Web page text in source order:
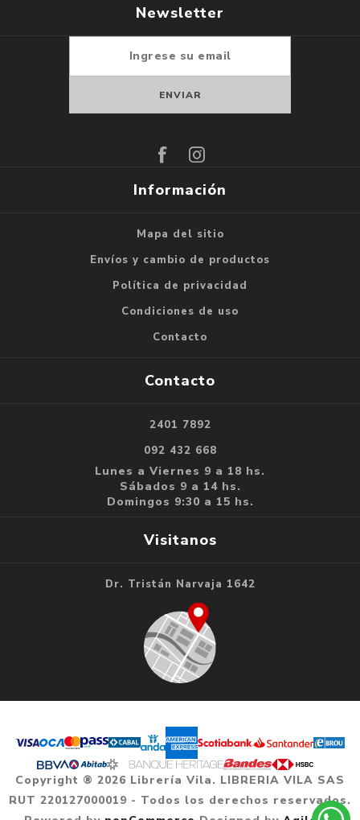
Newsletter
Información
Mapa del sitio
Envíos y cambio de productos
Política de privacidad
Condiciones de uso
Contacto
Contacto
2401 7892
092 432 668
Lunes a Viernes 9 a 18 hs.
Sábados 9 a 14 hs.
Domingos 9:30 a 15 hs.
Visitanos
Dr. Tristán Narvaja 1642
Copyright ® 2026 Librería Vila. LIBRERIA VILA SAS
RUT 220127000019 - Todos los derechos reservados.